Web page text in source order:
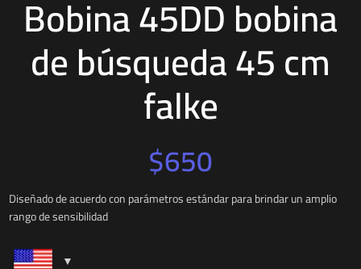
Bobina 45DD bobina
de búsqueda 45 cm
falke
$650
Diseñado de acuerdo con parámetros estándar para brindar un amplio
rango de sensibilidad